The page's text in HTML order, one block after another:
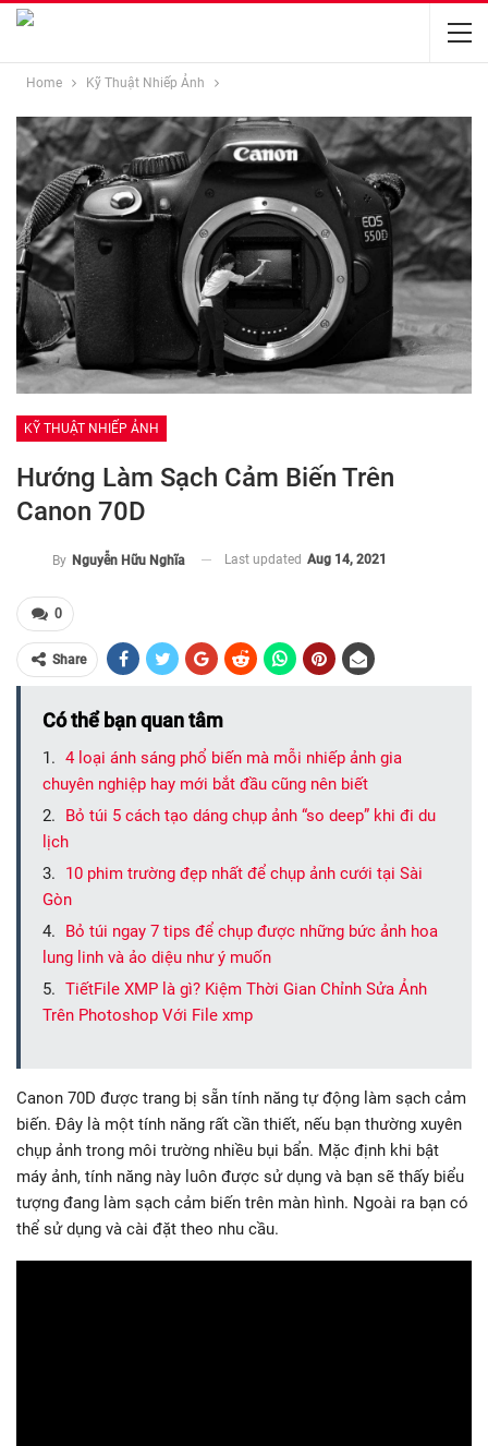
Home Kỹ Thuật Nhiếp Ảnh
KỸ THUẬT NHIẾP ẢNH
Hướng Làm Sạch Cảm Biến Trên
Canon 70D
By Nguyễn Hữu Nghĩa Last updated Aug 14, 2021
0
Share
Có thể bạn quan tâm
4 loại ánh sáng phổ biến mà mỗi nhiếp ảnh gia
chuyên nghiệp hay mới bắt đầu cũng nên biết
Bỏ túi 5 cách tạo dáng chụp ảnh “so deep” khi đi du
lịch
10 phim trường đẹp nhất để chụp ảnh cưới tại Sài
Gòn
Bỏ túi ngay 7 tips để chụp được những bức ảnh hoa
lung linh và ảo diệu như ý muốn
TiếtFile XMP là gì? Kiệm Thời Gian Chỉnh Sửa Ảnh
Trên Photoshop Với File xmp
Canon 70D được trang bị sẵn tính năng tự động làm sạch cảm
biến. Đây là một tính năng rất cần thiết, nếu bạn thường xuyên
chụp ảnh trong môi trường nhiều bụi bẩn. Mặc định khi bật
máy ảnh, tính năng này luôn được sử dụng và bạn sẽ thấy biểu
tượng đang làm sạch cảm biến trên màn hình. Ngoài ra bạn có
thể sử dụng và cài đặt theo nhu cầu.